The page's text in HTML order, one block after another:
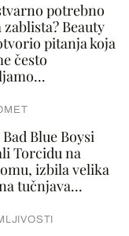
potrebno
zablista? Beauty
pitanja koja
često
Blue Boysi
Torcidu na
izbila velika
tučnjava...